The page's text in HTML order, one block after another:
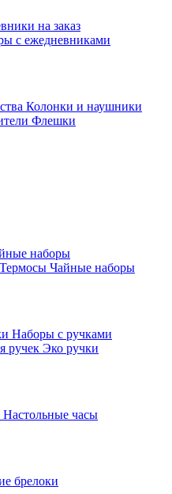
на заказ
с ежедневниками
Колонки и наушники
Флешки
наборы
Термосы Чайные наборы
Наборы с ручками
ручек Эко ручки
Настольные часы
брелоки